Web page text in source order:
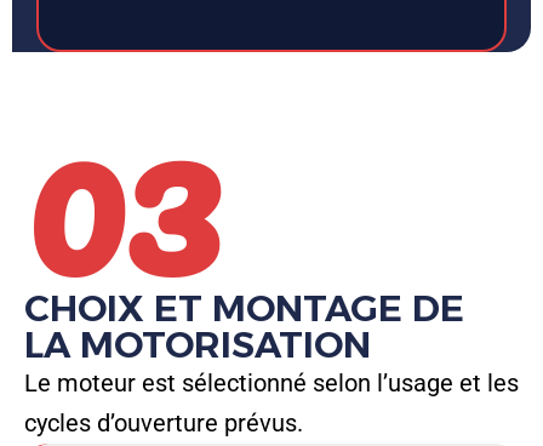
03
CHOIX ET MONTAGE DE
LA MOTORISATION
Le moteur est sélectionné selon l’usage et les
cycles d’ouverture prévus.